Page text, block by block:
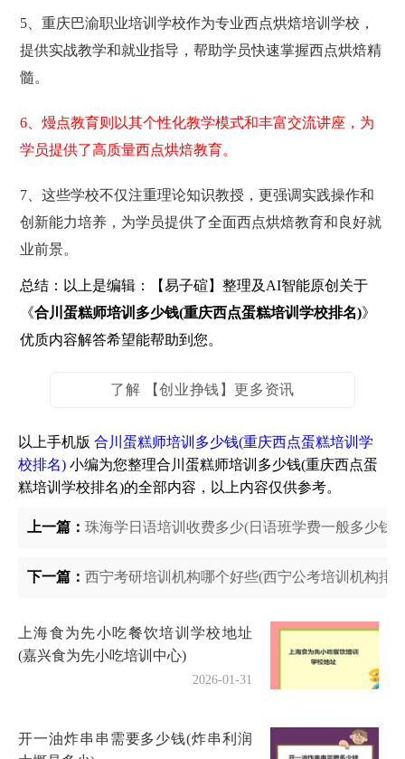
5、重庆巴渝职业培训学校作为专业西点烘焙培训学校，
提供实战教学和就业指导，帮助学员快速掌握西点烘焙精
髓。
6、熳点教育则以其个性化教学模式和丰富交流讲座，为
学员提供了高质量西点烘焙教育。
7、这些学校不仅注重理论知识教授，更强调实践操作和
创新能力培养，为学员提供了全面西点烘焙教育和良好就
业前景。
总结：以上是编辑：【易子碹】整理及AI智能原创关于
《合川蛋糕师培训多少钱(重庆西点蛋糕培训学校排名)》
优质内容解答希望能帮助到您。
了解 【创业挣钱】更多资讯
以上手机版 合川蛋糕师培训多少钱(重庆西点蛋糕培训学
校排名) 小编为您整理合川蛋糕师培训多少钱(重庆西点蛋
糕培训学校排名)的全部内容，以上内容仅供参考。
上一篇： 珠海学日语培训收费多少(日语班学费一般多少钱)
下一篇： 西宁考研培训机构哪个好些(西宁公考培训机构排
上海食为先小吃餐饮培训学校地址
(嘉兴食为先小吃培训中心)
2026-01-31
开一油炸串串需要多少钱(炸串利润